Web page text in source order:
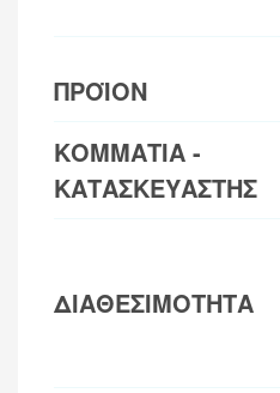
ΠΡΟΪΟΝ
ΚΟΜΜΑΤΙΑ -
ΚΑΤΑΣΚΕΥΑΣΤΗΣ
ΔΙΑΘΕΣΙΜΟΤΗΤΑ